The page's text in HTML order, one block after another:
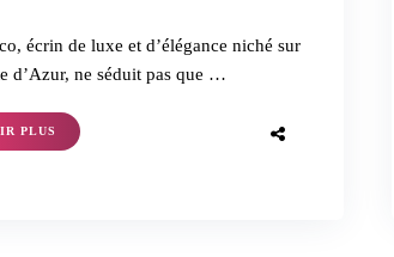
écrin de luxe et d’élégance niché sur
d’Azur, ne séduit pas que …
PLUS